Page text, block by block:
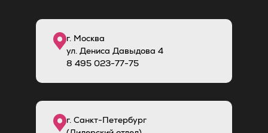
г. Москва
ул. Дениса Давыдова 4
8 495 023-77-75
г. Санкт-Петербург